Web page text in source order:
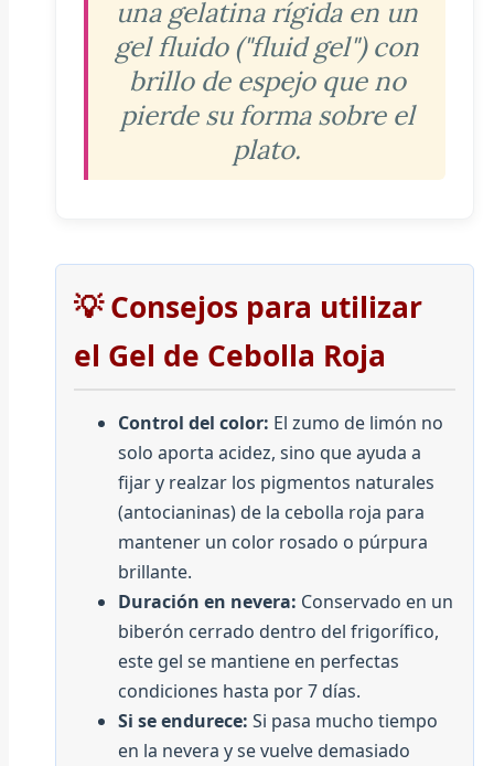
una gelatina rígida en un
gel fluido ("fluid gel") con
brillo de espejo que no
pierde su forma sobre el
plato.
💡 Consejos para utilizar
el Gel de Cebolla Roja
Control del color: El zumo de limón no
solo aporta acidez, sino que ayuda a
fijar y realzar los pigmentos naturales
(antocianinas) de la cebolla roja para
mantener un color rosado o púrpura
brillante.
Duración en nevera: Conservado en un
biberón cerrado dentro del frigorífico,
este gel se mantiene en perfectas
condiciones hasta por 7 días.
Si se endurece: Si pasa mucho tiempo
en la nevera y se vuelve demasiado